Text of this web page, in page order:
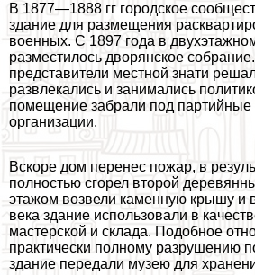
В 1877—1888 гг городское
здание для размещения
военных. С 1897 года в
разместилось дворянское
представители местной знати
развлекались и занимались
помещение забрали под
организации.
Вскоре дом перенес пожар, в
полностью сгорел второй
этажом возвели каменную крышу и
века здание использовали в
мастерской и склада. Подобное
пpaктически полному разрушению
здание передали музею для